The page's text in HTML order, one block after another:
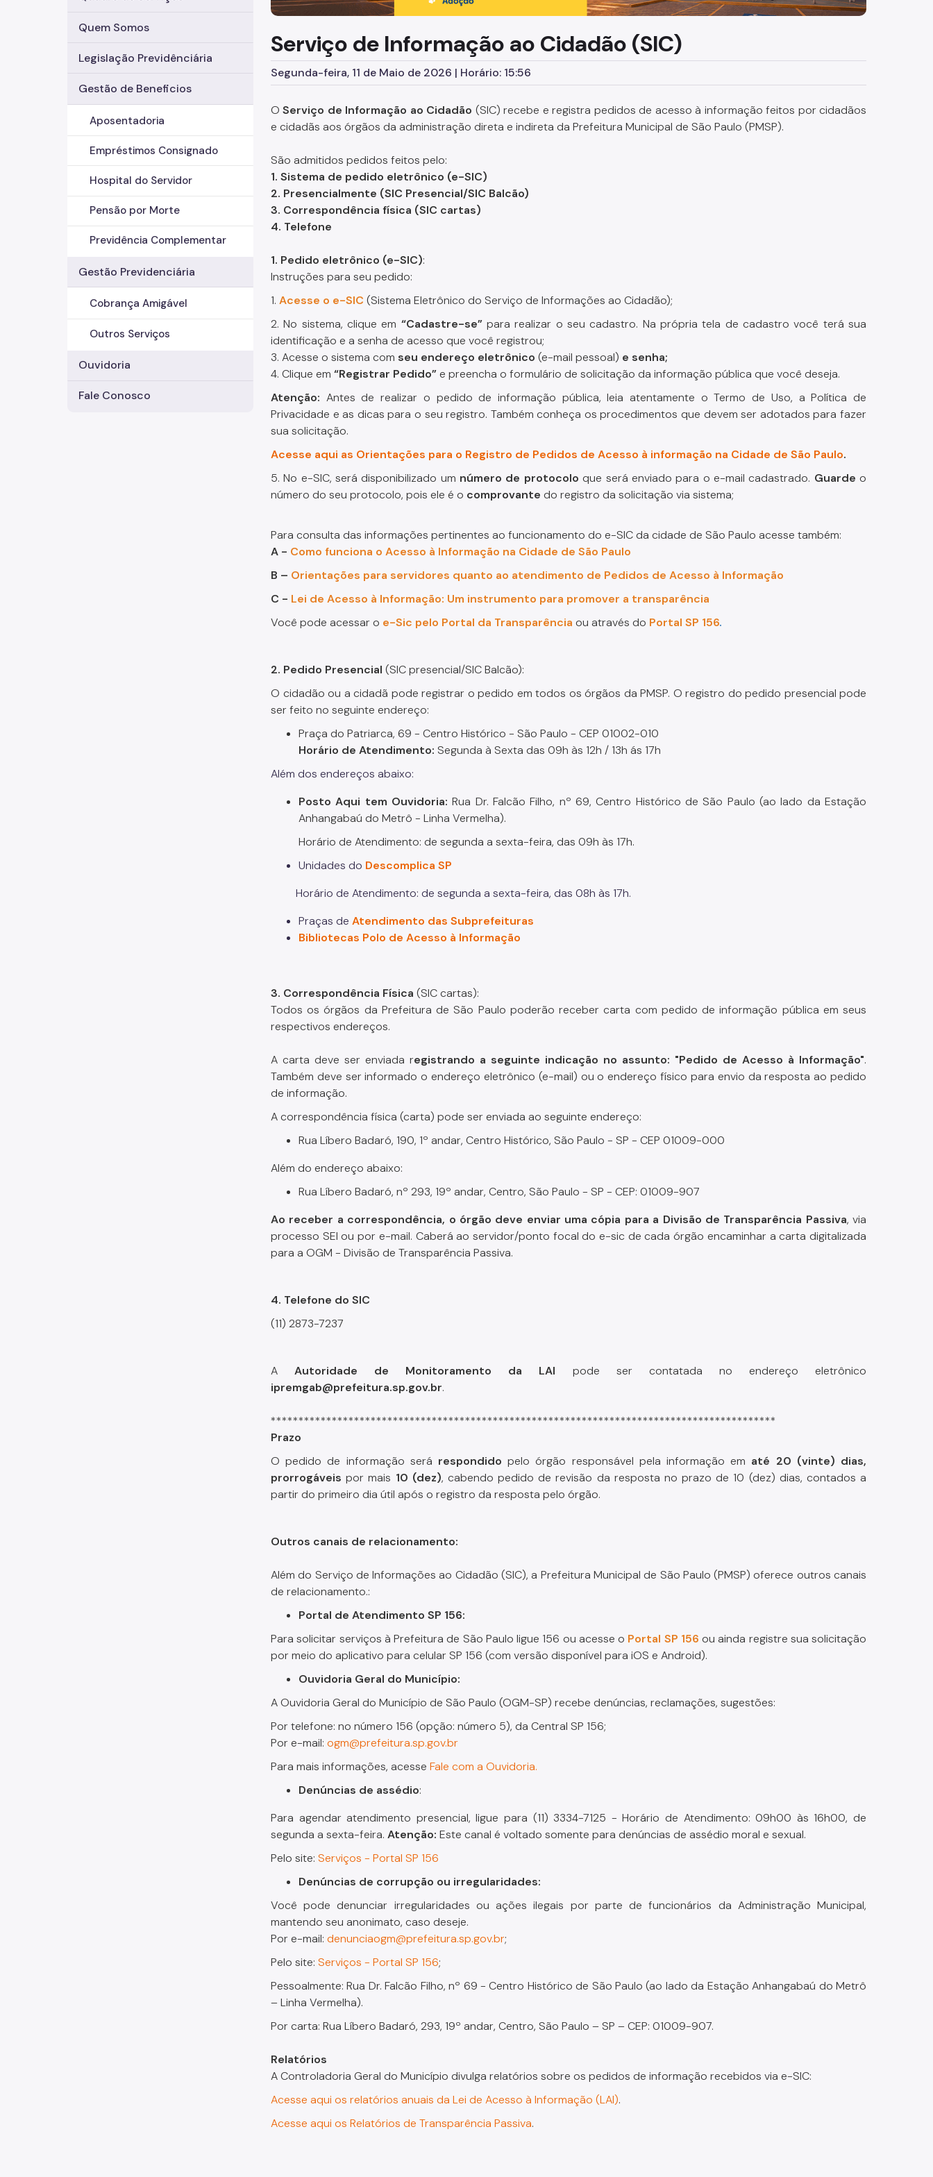
Quem Somos
Legislação Previdênciária
Gestão de Beneficios
Aposentadoria
Empréstimos Consignado
Hospital do Servidor
Pensão por Morte
Previdência Complementar
Gestão Previdenciária
Cobrança Amigável
Outros Serviços
Ouvidoria
Fale Conosco
Serviço de Informação ao Cidadão (SIC)
Segunda-feira, 11 de Maio de 2026 | Horário: 15:56
OServiço de Informação ao Cidadão (SIC) recebe e registra pedidos de acesso à informação feitos por cidadãos
e cidadãs aos órgãos da administração direta e indireta da Prefeitura Municipal de São Paulo (PMSP).
São admitidos pedidos feitos pelo:
1. Sistema de pedido eletrônico (e-SIC)
2. Presencialmente (SIC Presencial/SIC Balcão)
3. Correspondência física (SIC cartas)
4. Telefone
1. Pedido eletrônico (e-SIC):
Instruções para seu pedido:
1. Acesse o e-SIC (Sistema Eletrônico do Serviço de Informações ao Cidadão);
2. No sistema, clique em “Cadastre-se”para realizar o seu cadastro. Na própria tela de cadastro você terá sua
identificação e a senha de acesso que você registrou;
3. Acesse o sistema com seu endereço eletrônico (e-mail pessoal) e senha;
4. Clique em “Registrar Pedido”e preencha o formulário de solicitação da informação pública que você deseja.
Atenção: Antes de realizar o pedido de informação pública, leia atentamente o Termo de Uso, a Política de
Privacidade e as dicas para o seu registro. Também conheça os procedimentos que devem ser adotados para fazer
sua solicitação.
Acesse aqui as Orientações para o Registro de Pedidos de Acesso à informação na Cidade de São Paulo.
5. No e-SIC, será disponibilizado um número de protocolo que será enviado para o e-mail cadastrado. Guarde o
número do seu protocolo, pois ele é o comprovante do registro da solicitação via sistema;
Para consulta das informações pertinentes ao funcionamento do e-SIC da cidade de São Paulo acesse também:
A - Como funciona o Acesso à Informação na Cidade de São Paulo
B – Orientações para servidores quanto ao atendimento de Pedidos de Acesso à Informação
C - Lei de Acesso à Informação: Um instrumento para promover a transparência
Você pode acessar o e-Sic pelo Portal da Transparência ou através do Portal SP 156.
2. Pedido Presencial (SIC presencial/SIC Balcão):
O cidadão ou a cidadã pode registrar o pedido em todos os órgãos da PMSP. O registro do pedido presencial pode
ser feito no seguinte endereço:
Praça do Patriarca, 69 - Centro Histórico - São Paulo - CEP 01002-010
Horário de Atendimento: Segunda à Sexta das 09h às 12h / 13h ás 17h
Além dos endereços abaixo:
Posto Aqui tem Ouvidoria:Rua Dr. Falcão Filho, nº 69, Centro Histórico de São Paulo (ao lado da Estação
Anhangabaú do Metrô - Linha Vermelha).
Horário de Atendimento: de segunda a sexta-feira, das 09h às 17h.
Unidades do Descomplica SP
Horário de Atendimento: de segunda a sexta-feira, das 08h às 17h.
Praças de Atendimento das Subprefeituras
Bibliotecas Polo de Acesso à Informação
3. Correspondência Física (SIC cartas):
Todos os órgãos da Prefeitura de São Paulo poderão receber carta com pedido de informação pública em seus
respectivos endereços.
A carta deve ser enviada registrando a seguinte indicação no assunto: "Pedido de Acesso à Informação".
Também deve ser informado o endereço eletrônico (e-mail) ou o endereço físico para envio da resposta ao pedido
de informação.
A correspondência física (carta) pode ser enviada ao seguinte endereço:
Rua Líbero Badaró, 190, 1º andar, Centro Histórico, São Paulo - SP - CEP 01009-000
Além do endereço abaixo:
Rua Líbero Badaró, nº 293, 19º andar, Centro, São Paulo - SP - CEP: 01009-907
Ao receber a correspondência, o órgão deve enviar uma cópia para a Divisão de Transparência Passiva, via
processo SEI ou por e-mail. Caberá ao servidor/ponto focal do e-sic de cada órgão encaminhar a carta digitalizada
para a OGM - Divisão de Transparência Passiva.
4. Telefone do SIC
(11) 2873-7237
AAutoridade de Monitoramento da LAI pode ser contatada no endereço eletrônico
ipremgab@prefeitura.sp.gov.br.
*******************************************************************************************
Prazo
O pedido de informação será respondidopelo órgão responsável pela informação em até 20 (vinte) dias,
prorrogáveis por mais 10 (dez), cabendo pedido de revisão da resposta no prazo de 10 (dez) dias, contados a
partir do primeiro dia útil após o registro da resposta pelo órgão.
Outros canais de relacionamento:
Além do Serviço de Informações ao Cidadão (SIC), a Prefeitura Municipal de São Paulo (PMSP) oferece outros canais
de relacionamento.:
Portal de Atendimento SP 156:
Para solicitar serviços à Prefeitura de São Paulo ligue 156 ou acesse o Portal SP 156 ou ainda registre sua solicitação
por meio do aplicativo para celular SP 156 (com versão disponível para iOS e Android).
Ouvidoria Geral do Município:
A Ouvidoria Geral do Município de São Paulo (OGM-SP) recebe denúncias, reclamações, sugestões:
Por telefone: no número 156 (opção: número 5), da Central SP 156;
Por e-mail: ogm@prefeitura.sp.gov.br
Para mais informações, acesse Fale com a Ouvidoria.
Denúncias de assédio​​​​​​:
Para agendar atendimento presencial, ligue para (11) 3334-7125 - Horário de Atendimento: 09h00 às 16h00, de
segunda a sexta-feira. Atenção: Este canal é voltado somente para denúncias de assédio moral e sexual.
Pelo site: Serviços - Portal SP 156
Denúncias de corrupção ou irregularidades:
Você pode denunciar irregularidades ou ações ilegais por parte de funcionários da Administração Municipal,
mantendo seu anonimato, caso deseje.
Por e-mail: denunciaogm@prefeitura.sp.gov.br;
Pelo site: Serviços - Portal SP 156;
Pessoalmente: Rua Dr. Falcão Filho, nº 69 - Centro Histórico de São Paulo (ao lado da Estação Anhangabaú do Metrô
– Linha Vermelha).
Por carta: Rua Líbero Badaró, 293, 19º andar, Centro, São Paulo – SP – CEP: 01009-907.
Relatórios
A Controladoria Geral do Município divulga relatórios sobre os pedidos de informação recebidos via e-SIC:
Acesse aqui os relatórios anuais da Lei de Acesso à Informação (LAI).
Acesse aqui os Relatórios de Transparência Passiva.